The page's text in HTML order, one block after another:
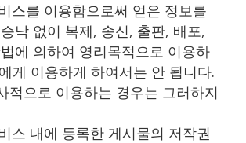
스를 이용함으로써 얻은 정보를
낙 없이 복제, 송신, 출판, 배포,
에 의하여 영리목적으로 이용하
게 이용하게 하여서는 안 됩니다.
적으로 이용하는 경우는 그러하지
스 내에 등록한 게시물의 저작권